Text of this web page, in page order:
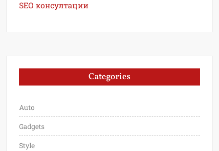
SEO консултации
Categories
Auto
Gadgets
Style